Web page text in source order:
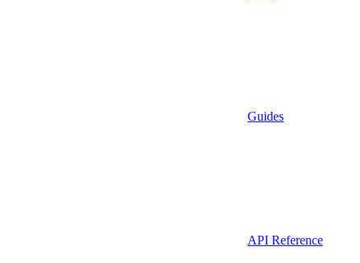
Guides
API Reference